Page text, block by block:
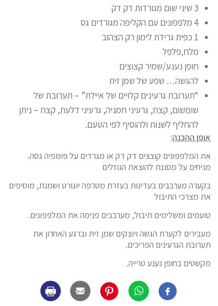
3 שיני שום מגורדות דק דק
4 מלפפונים עם הקליפה מגורדים גס
1 כפית גרידת לימון רק הצהוב
מלח,פלפל
חופן נענע/שמיר קצוצים
להגשה… שפע של שמן זית
“תערובת גרעינים קלויים של איילת” – תערובת של
שומשום, קצח, גרעיני חמניה, גרעיני דלעת, קצח – ניתן
להחליף לשנות ולהוסיף לפי הטעם.
אופן ההכנה:
את המלפפונים קוצצים דק דק או מגרדים על פומפיה גסה.
מניחים על מסננת להוצאת הנוזלים
בקערה מערבבים בעדינות בעזרת מטרפה יוגורט ושמנת, מוסיפים
את מצרכי התיבול
טועמים ומשלימים תיבול, מערבבים פנימה את המלפפונים.
מעבירים לקערת הגשה ויוצקים שמן זית וברגע האחרון את
תערובת הגרעינים הפריכים.
מקשטים בחופן נענע טרייה.